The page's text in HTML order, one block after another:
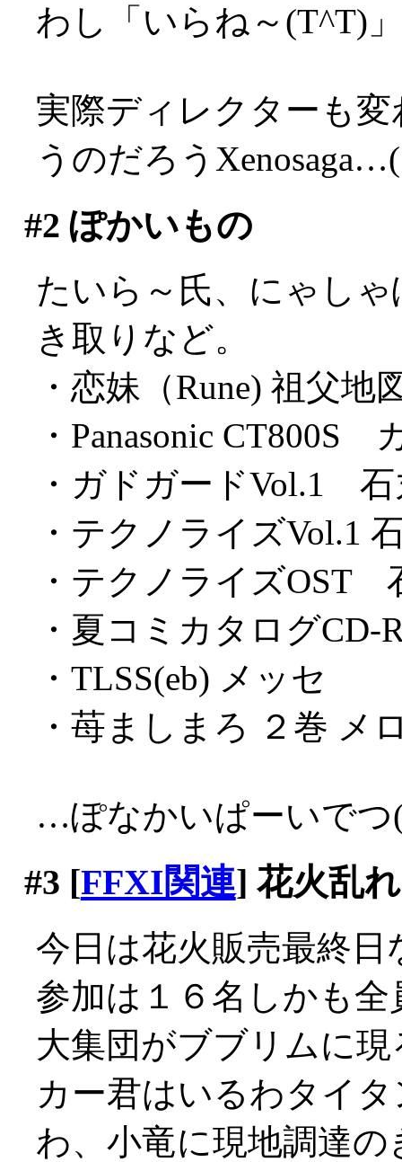
わし「いらね～(T^T)」
実際ディレクターも
うのだろう
#2 ぽかいもの
たいら～氏、にゃし
き取りなど。
・恋妹（Rune) 祖父地
・Panasonic CT800S
・ガドガードVol.1
・テクノライズVol.1
・テクノライズOST
・夏コミカタログ
・TLSS(eb) メッセ
・苺ましまろ ２巻 メ
…ぽなかいぱーいでつ
#3 [FFXI関連] 花火乱
今日は花火販売最終
参加は１６名しかも
大集団がブブリムに現
カー君はいるわタイ
わ、小竜に現地調達